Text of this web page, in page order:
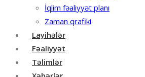
İqlim fəaliyyət planı
Zaman qrafiki
Layihələr
Fəaliyyət
Təlimlər